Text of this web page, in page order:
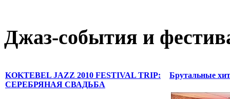
Джаз-события и
KOKTEBEL JAZZ 2010 FESTIVAL TRIP:
СЕРЕБРЯНАЯ СВАДЬБА
Брутальные